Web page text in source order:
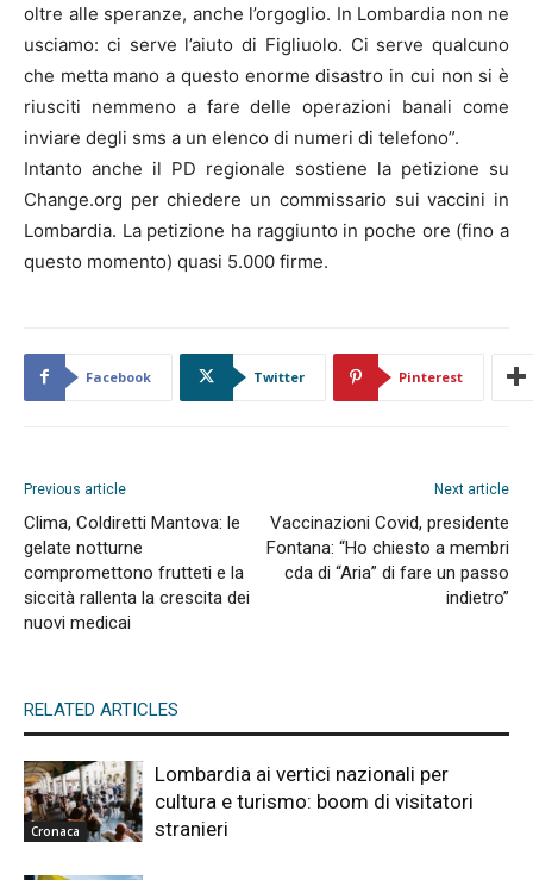
oltre alle speranze, anche l’orgoglio. In Lombardia non ne
usciamo: ci serve l’aiuto di Figliuolo. Ci serve qualcuno
che metta mano a questo enorme disastro in cui non si è
riusciti nemmeno a fare delle operazioni banali come
inviare degli sms a un elenco di numeri di telefono”.
Intanto anche il PD regionale sostiene la petizione su
Change.org per chiedere un commissario sui vaccini in
Lombardia. La petizione ha raggiunto in poche ore (fino a
questo momento) quasi 5.000 firme.
Facebook Twitter Pinterest
Previous article
Clima, Coldiretti Mantova: le
gelate notturne
compromettono frutteti e la
siccità rallenta la crescita dei
nuovi medicai
Next article
Vaccinazioni Covid, presidente
Fontana: “Ho chiesto a membri
cda di “Aria” di fare un passo
indietro”
RELATED ARTICLES
Cronaca
Lombardia ai vertici nazionali per
cultura e turismo: boom di visitatori
stranieri